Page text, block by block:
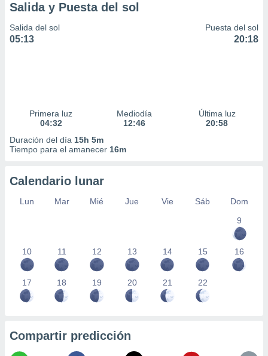
Salida y Puesta del sol
Salida del sol
05:13
Puesta del sol
20:18
Primera luz
04:32
Mediodía
12:46
Última luz
20:58
Duración del día 15h 5m
Tiempo para el amanecer 16m
Calendario lunar
Lun Mar Mié Jue Vie Sáb
Dom
9
10 11 12 13 14 15 16
17 18 19 20 21 22
Compartir predicción